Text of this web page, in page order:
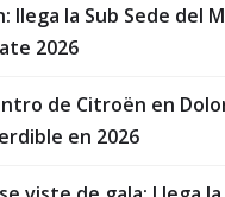
llega la Sub Sede del
2026
de Citroën en
en 2026